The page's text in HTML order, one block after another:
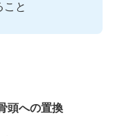
こと
頭への置換